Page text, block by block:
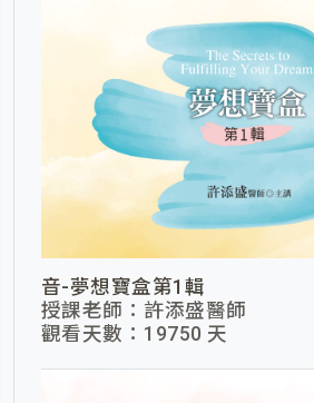
音-夢想寶盒第1輯
授課老師：許添盛醫師
觀看天數：19750 天